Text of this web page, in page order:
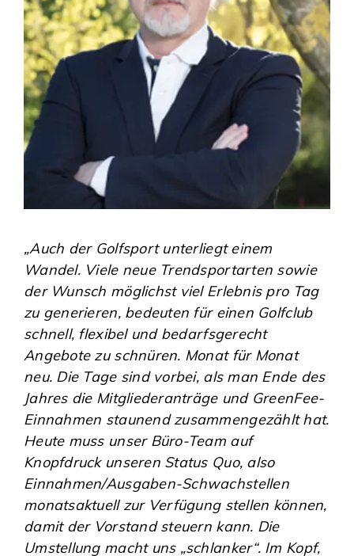
„Auch der Golfsport unterliegt einem
Wandel. Viele neue Trendsportarten sowie
der Wunsch möglichst viel Erlebnis pro Tag
zu generieren, bedeuten für einen Golfclub
schnell, flexibel und bedarfsgerecht
Angebote zu schnüren. Monat für Monat
neu. Die Tage sind vorbei, als man Ende des
Jahres die Mitgliederanträge und GreenFee-
Einnahmen staunend zusammengezählt hat.
Heute muss unser Büro-Team auf
Knopfdruck unseren Status Quo, also
Einnahmen/Ausgaben-Schwachstellen
monatsaktuell zur Verfügung stellen können,
damit der Vorstand steuern kann. Die
Umstellung macht uns „schlanker“. Im Kopf,